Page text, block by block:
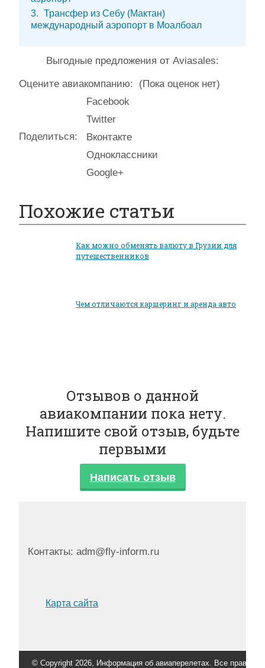
3
Трансфер из Себу (Мактан)
международный аэропорт в Моалбоал
Выгодные предложения от Aviasales:
Оцените авиакомпанию: (Пока оценок нет)
Поделиться:
Facebook
Twitter
Вконтакте
Одноклассники
Google+
Похожие статьи
Как можно обменять валюту в Грузии для
путешественников
Чем отличаются каршеринг и аренда авто
Отзывов о данной
авиакомпании пока нету.
Напишите свой отзыв, будьте
первыми
Написать отзыв
Контакты: adm@fly-inform.ru
Карта сайта
© Copyright 2026, Информация об авиаперелетах. Все права